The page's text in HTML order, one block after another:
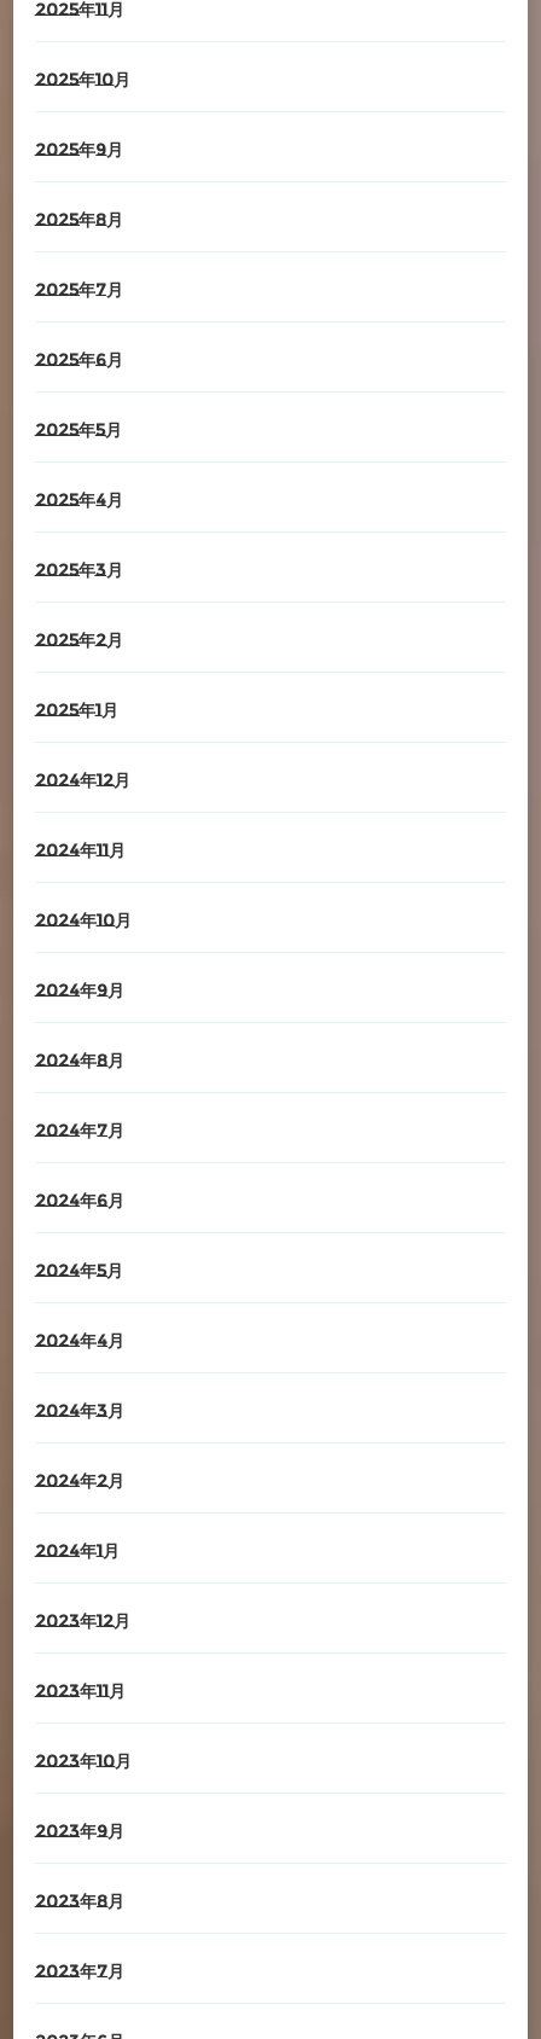
2025年11月
2025年10月
2025年9月
2025年8月
2025年7月
2025年6月
2025年5月
2025年4月
2025年3月
2025年2月
2025年1月
2024年12月
2024年11月
2024年10月
2024年9月
2024年8月
2024年7月
2024年6月
2024年5月
2024年4月
2024年3月
2024年2月
2024年1月
2023年12月
2023年11月
2023年10月
2023年9月
2023年8月
2023年7月